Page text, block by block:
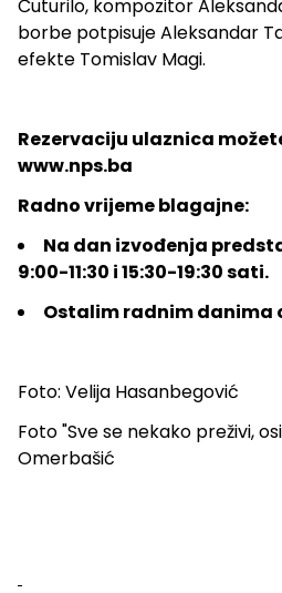
Čuturilo, kompozitor
borbe potpisuje Aleksandar
efekte Tomislav Magi.
Rezervaciju ulaznica
www.nps.ba
Radno vrijeme blagajne:
Na dan izvođenja
9:00-11:30 i 15:30-19:30 sati.
Ostalim radnim danima
Foto: Velija Hasanbegović
Foto "Sve se nekako preživi,
Omerbašić